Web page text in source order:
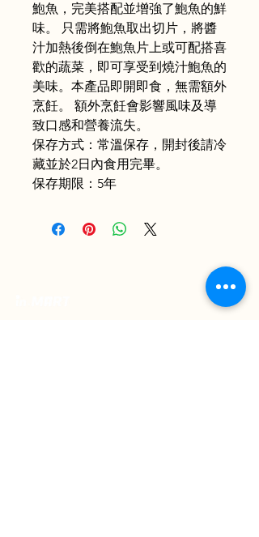
鮑魚，完美搭配並增強了鮑魚的鮮
味。 只需將鮑魚取出切片，將醬
汁加熱後倒在鮑魚片上或可配搭喜
歡的蔬菜，即可享受到燒汁鮑魚的
美味。本產品即開即食，無需額外
烹飪。 額外烹飪會影響風味及導
致口感和營養流失。
保存方式：常溫保存，開封後請冷
藏並於2日內食用完畢。
保存期限：5年